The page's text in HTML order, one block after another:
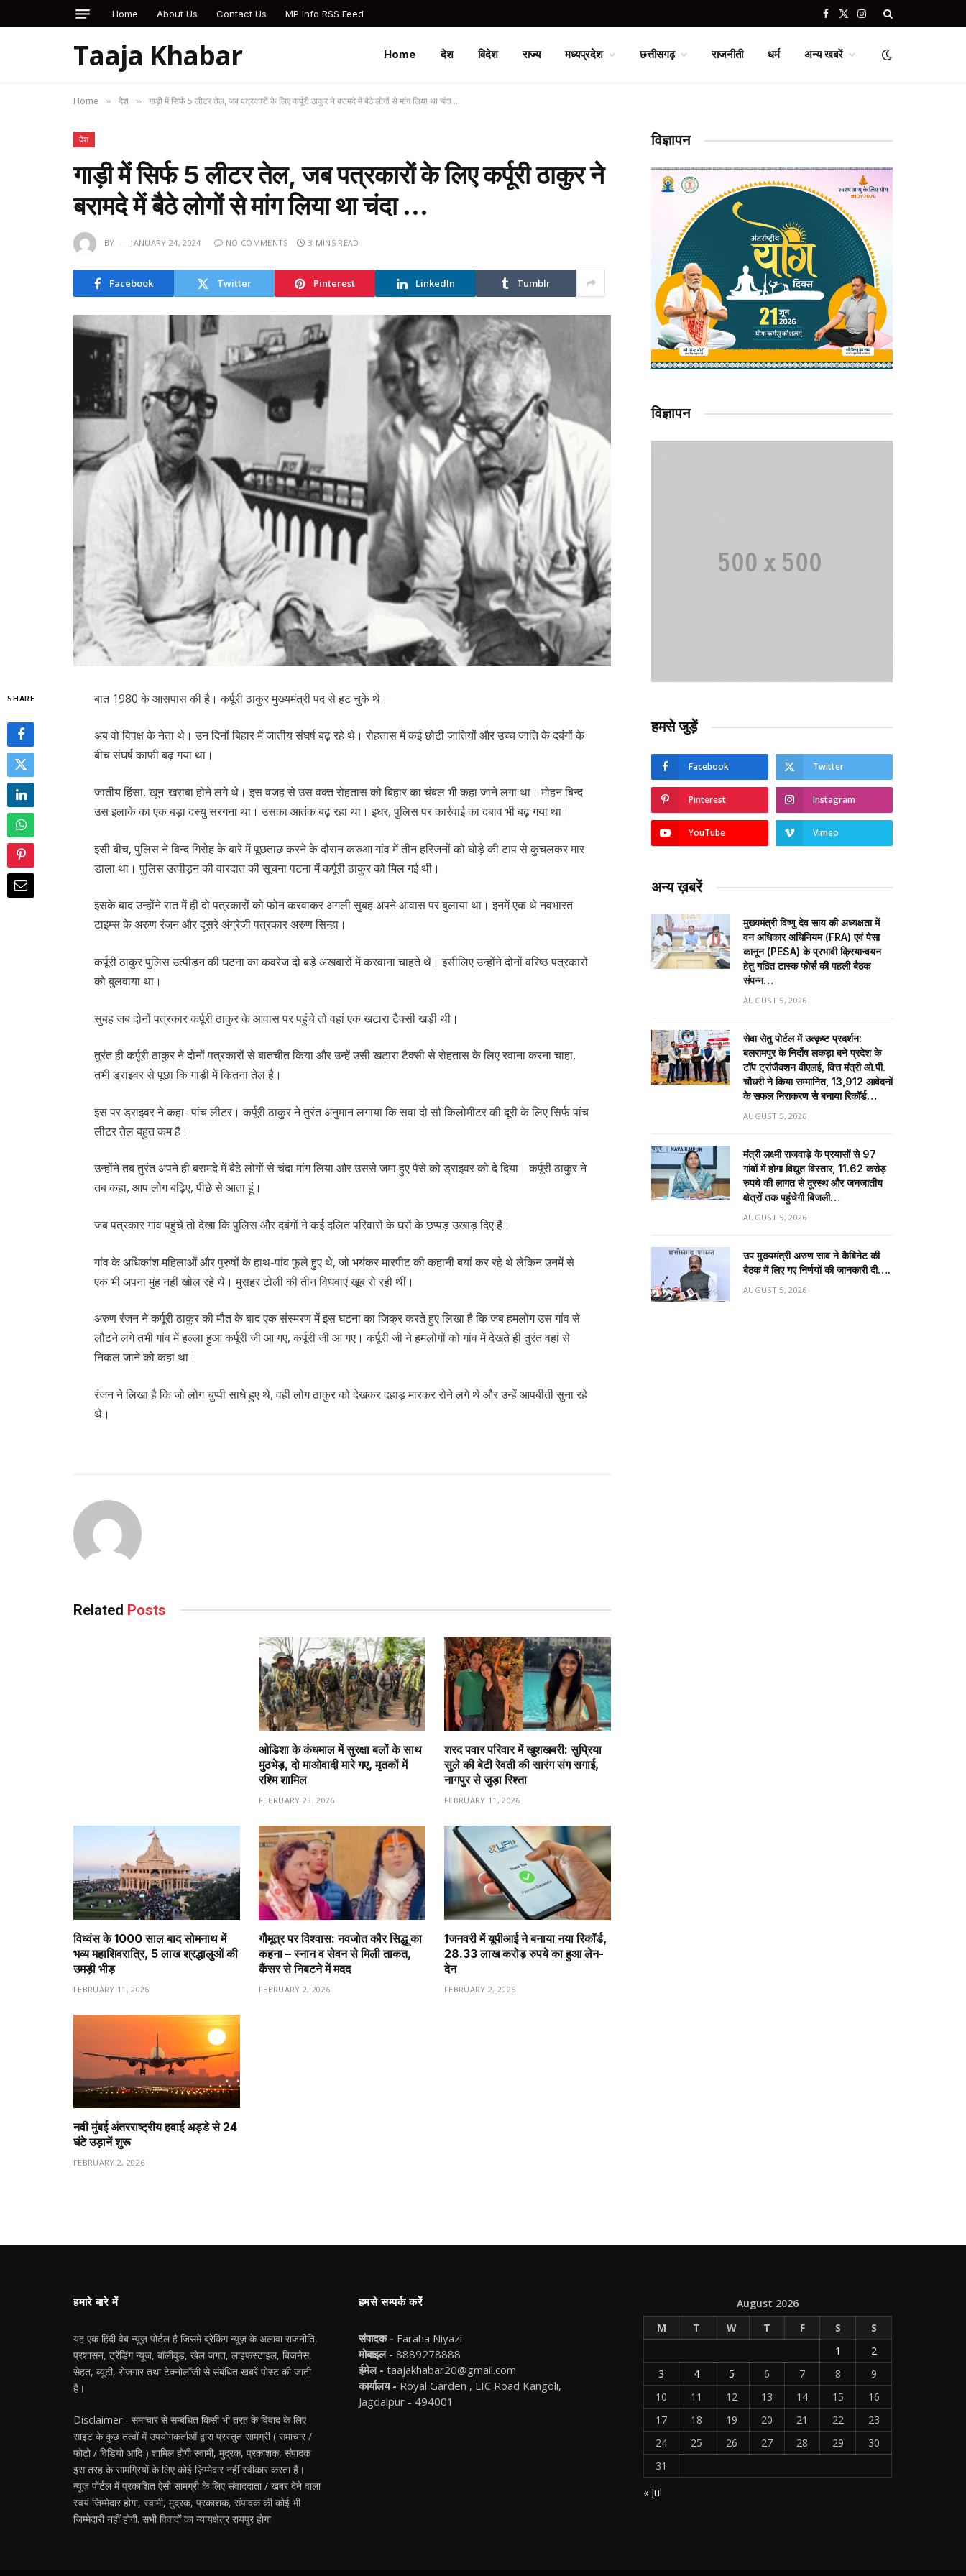
Home About Us Contact Us MP Info RSS Feed Facebook
X
Instagram
Taaja Khabar Home देश विदेश राज्य मध्यप्रदेश छत्तीसगढ़ राजनीती धर्म अन्य खबरें
Home » देश » गाड़ी में सिर्फ 5 लीटर तेल, जब पत्रकारों के लिए कर्पूरी ठाकुर ने बरामदे में बैठे लोगों से मांग लिया था चंदा …
देश
गाड़ी में सिर्फ 5 लीटर तेल, जब पत्रकारों के लिए कर्पूरी ठाकुर ने
बरामदे में बैठे लोगों से मांग लिया था चंदा …
BY JANUARY 24, 2024 NO COMMENTS 3 MINS READ
Facebook Twitter Pinterest LinkedIn Tumblr
SHARE बात 1980 के आसपास की है। कर्पूरी ठाकुर मुख्यमंत्री पद से हट चुके थे।
अब वो विपक्ष के नेता थे। उन दिनों बिहार में जातीय संघर्ष बढ़ रहे थे। रोहतास में कई छोटी जातियों और उच्च जाति के दबंगों के
बीच संघर्ष काफी बढ़ गया था।
जातीय हिंसा, खून-खराबा होने लगे थे। इस वजह से उस वक्त रोहतास को बिहार का चंबल भी कहा जाने लगा था। मोहन बिन्द
उस इलाके का एक बड़ा दस्यु सरगना था। उसका आतंक बढ़ रहा था। इधर, पुलिस पर कार्रवाई का दबाव भी बढ़ गया था।
इसी बीच, पुलिस ने बिन्द गिरोह के बारे में पूछताछ करने के दौरान करुआ गांव में तीन हरिजनों को घोड़े की टाप से कुचलकर मार
डाला था। पुलिस उत्पीड़न की वारदात की सूचना पटना में कर्पूरी ठाकुर को मिल गई थी।
इसके बाद उन्होंने रात में ही दो पत्रकारों को फोन करवाकर अगली सुबह अपने आवास पर बुलाया था। इनमें एक थे नवभारत
टाइम्स के अरुण रंजन और दूसरे अंग्रेजी पत्रकार अरुण सिन्हा।
कर्पूरी ठाकुर पुलिस उत्पीड़न की घटना का कवरेज दो बड़े अखबारों में करवाना चाहते थे। इसीलिए उन्होंने दोनों वरिष्ठ पत्रकारों
को बुलवाया था।
सुबह जब दोनों पत्रकार कर्पूरी ठाकुर के आवास पर पहुंचे तो वहां एक खटारा टैक्सी खड़ी थी।
तुरंत ही कर्पूरी ठाकुर ने दोनों पत्रकारों से बातचीत किया और उन्हें उसी खटारा टैक्सी से रोहतास के लिए रवाना करना चाहा,
तभी ड्राइवर से पूछा कि गाड़ी में कितना तेल है।
इस पर ड्राइवर ने कहा- पांच लीटर। कर्पूरी ठाकुर ने तुरंत अनुमान लगाया कि सवा दो सौ किलोमीटर की दूरी के लिए सिर्फ पांच
लीटर तेल बहुत कम है।
उन्होंने तब तुरंत अपने ही बरामदे में बैठे लोगों से चंदा मांग लिया और उससे जमा हुए पैसे को ड्राइवर को दे दिया। कर्पूरी ठाकुर ने
तब कहा, आप लोग बढ़िए, पीछे से आता हूं।
जब पत्रकार गांव पहुंचे तो देखा कि पुलिस और दबंगों ने कई दलित परिवारों के घरों के छप्पड़ उखाड़ दिए हैं।
गांव के अधिकांश महिलाओं और पुरुषों के हाथ-पांव फुले हुए थे, जो भयंकर मारपीट की कहानी बयां कर रहे थे लेकिन उनमें से
एक भी अपना मुंह नहीं खोल रहे थे। मुसहर टोली की तीन विधवाएं खूब रो रही थीं।
अरुण रंजन ने कर्पूरी ठाकुर की मौत के बाद एक संस्मरण में इस घटना का जिक्र करते हुए लिखा है कि जब हमलोग उस गांव से
लौटने लगे तभी गांव में हल्ला हुआ कर्पूरी जी आ गए, कर्पूरी जी आ गए। कर्पूरी जी ने हमलोगों को गांव में देखते ही तुरंत वहां से
निकल जाने को कहा था।
रंजन ने लिखा है कि जो लोग चुप्पी साधे हुए थे, वही लोग ठाकुर को देखकर दहाड़ मारकर रोने लगे थे और उन्हें आपबीती सुना रहे
थे।
Related Posts
ओडिशा के कंधमाल में सुरक्षा बलों के साथ
मुठभेड़, दो माओवादी मारे गए, मृतकों में
रश्मि शामिल
FEBRUARY 23, 2026
शरद पवार परिवार में खुशखबरी: सुप्रिया
सुले की बेटी रेवती की सारंग संग सगाई,
नागपुर से जुड़ा रिश्ता
FEBRUARY 11, 2026
विध्वंस के 1000 साल बाद सोमनाथ में
भव्य महाशिवरात्रि, 5 लाख श्रद्धालुओं की
उमड़ी भीड़
FEBRUARY 11, 2026
गौमूत्र पर विश्वास: नवजोत कौर सिद्धू का
कहना – स्नान व सेवन से मिली ताकत,
कैंसर से निबटने में मदद
FEBRUARY 2, 2026
1️जनवरी में यूपीआई ने बनाया नया रिकॉर्ड,
28.33 लाख करोड़ रुपये का हुआ लेन-
देन
FEBRUARY 2, 2026
नवी मुंबई अंतरराष्ट्रीय हवाई अड्डे से 24
घंटे उड़ानें शुरू
FEBRUARY 2, 2026
विज्ञापन
विज्ञापन
हमसे जुड़ें
Facebook Twitter
Pinterest Instagram
YouTube Vimeo
अन्य ख़बरें
मुख्यमंत्री विष्णु देव साय की अध्यक्षता में
वन अधिकार अधिनियम (FRA) एवं पेसा
कानून (PESA) के प्रभावी क्रियान्वयन
हेतु गठित टास्क फोर्स की पहली बैठक
संपन्न…
AUGUST 5, 2026
सेवा सेतु पोर्टल में उत्कृष्ट प्रदर्शन:
बलरामपुर के निर्दोष लकड़ा बने प्रदेश के
टॉप ट्रांजैक्शन वीएलई, वित्त मंत्री ओ.पी.
चौधरी ने किया सम्मानित, 13,912 आवेदनों
के सफल निराकरण से बनाया रिकॉर्ड…
AUGUST 5, 2026
मंत्री लक्ष्मी राजवाड़े के प्रयासों से 97
गांवों में होगा विद्युत विस्तार, 11.62 करोड़
रुपये की लागत से दूरस्थ और जनजातीय
क्षेत्रों तक पहुंचेगी बिजली…
AUGUST 5, 2026
उप मुख्यमंत्री अरुण साव ने कैबिनेट की
बैठक में लिए गए निर्णयों की जानकारी दी….
AUGUST 5, 2026
हमारे बारे में
यह एक हिंदी वेब न्यूज़ पोर्टल है जिसमें ब्रेकिंग न्यूज़ के अलावा राजनीति,
प्रशासन, ट्रेंडिंग न्यूज, बॉलीवुड, खेल जगत, लाइफस्टाइल, बिजनेस,
सेहत, ब्यूटी, रोजगार तथा टेक्नोलॉजी से संबंधित खबरें पोस्ट की जाती
है।
Disclaimer - समाचार से सम्बंधित किसी भी तरह के विवाद के लिए
साइट के कुछ तत्वों में उपयोगकर्ताओं द्वारा प्रस्तुत सामग्री ( समाचार /
फोटो / विडियो आदि ) शामिल होगी स्वामी, मुद्रक, प्रकाशक, संपादक
इस तरह के सामग्रियों के लिए कोई ज़िम्मेदार नहीं स्वीकार करता है।
न्यूज़ पोर्टल में प्रकाशित ऐसी सामग्री के लिए संवाददाता / खबर देने वाला
स्वयं जिम्मेदार होगा, स्वामी, मुद्रक, प्रकाशक, संपादक की कोई भी
जिम्मेदारी नहीं होगी. सभी विवादों का न्यायक्षेत्र रायपुर होगा
हमसे सम्पर्क करें
संपादक - Faraha Niyazi
मोबाइल - 8889278888
ईमेल - taajakhabar20@gmail.com
कार्यालय - Royal Garden , LIC Road Kangoli,
Jagdalpur - 494001
August 2026
M
T W T F S
S
1
2
3
4 5 6 7 8
9
10
11 12 13 14 15
16
17
18 19 20 21 22
23
24
25 26 27 28 29
30
31
« Jul